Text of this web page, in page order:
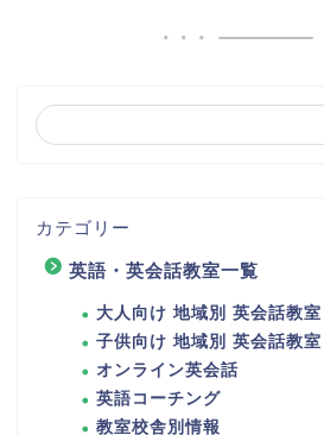
カテゴリー
英語・英会話教室一覧
大人向け 地域別 英会話教室
子供向け 地域別 英会話教室
オンライン英会話
英語コーチング
教室校舎別情報